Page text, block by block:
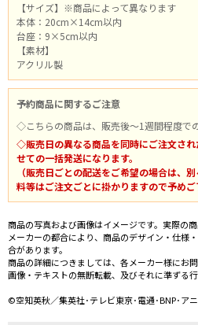
【サイズ】※商品によって異なります
本体：20cm×14cm以内
台座：9×5cm以内
【素材】
アクリル製
予約商品に関するご注意
◇こちらの商品は、販売後～1週間程度で
◇販売日の異なる商品を同時にご注文さ
せての一括発送になります。
（販売日ごとの配送をご希望の場合は、
料等はご注文ごとに掛かりますので予めご
商品の写真および画像はイメージです。実際の
メーカーの都合により、商品のデザイン・仕様
合があります。
商品の詳細につきましては、各メーカー様にお問
画像・テキストの無断転載、及びそれに準ずる
©空知英秋／集英社･テレビ東京･電通･BNP･ア